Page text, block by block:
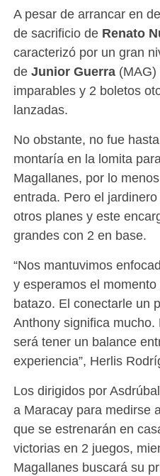
A pesar de arrancar en
de sacrificio de Renato
caracterizó por un gran
de Junior Guerra(MAG)
imparables y 2 boletos
lanzadas.
No obstante, no fue
montaría en la lomita
Magallanes, por lo
entrada. Pero el
otros planes y este
grandes con 2 en base.
“Nos mantuvimos
y esperamos el
batazo. El conectarle un
Anthony significa
será tener un balance
experiencia”, Herlis
Los dirigidos por
a Maracay para medirse
que se estrenarán en
victorias en 2 juegos,
Magallanes buscará su